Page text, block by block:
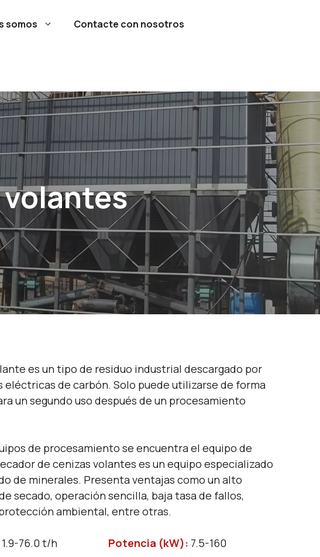
somos Contacte con nosotros
volantes
es un tipo de residuo industrial descargado por
eléctricas de carbón. Solo puede utilizarse de forma
un segundo uso después de un procesamiento
de procesamiento se encuentra el equipo de
de cenizas volantes es un equipo especializado
de minerales. Presenta ventajas como un alto
secado, operación sencilla, baja tasa de fallos,
ambiental, entre otras.
1.9-76.0 t/h Potencia (kW): 7.5-160